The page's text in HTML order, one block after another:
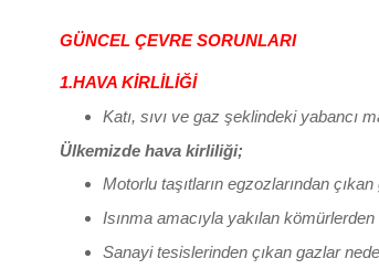
GÜNCEL ÇEVRE SORUNLARI
1.HAVA KİRLİLİĞİ
Katı, sıvı ve gaz şeklindeki yabancı
Ülkemizde hava kirliliği;
Motorlu taşıtların egzozlarından çıkan
Isınma amacıyla yakılan kömürlerden
Sanayi tesislerinden çıkan gazlar